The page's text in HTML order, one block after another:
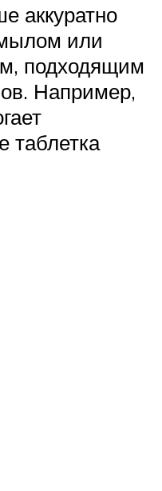
аккуратно
или
подходящим
Например,
таблетка